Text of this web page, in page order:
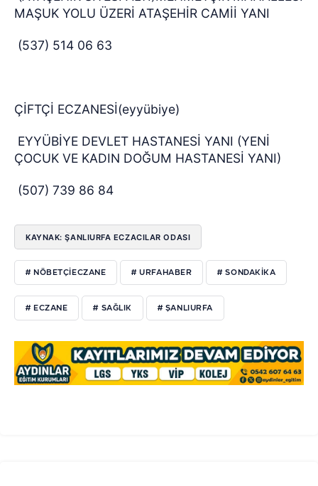
MAŞUK YOLU ÜZERİ ATAŞEHİR CAMİİ YANI
(537) 514 06 63
ÇİFTÇİ ECZANESİ(eyyübiye)
EYYÜBİYE DEVLET HASTANESİ YANI (YENİ
ÇOCUK VE KADIN DOĞUM HASTANESİ YANI)
(507) 739 86 84
KAYNAK: ŞANLIURFA ECZACILAR ODASI
# NÖBETÇIECZANE # URFAHABER # SONDAKIKA
# ECZANE # SAĞLIK # ŞANLIURFA